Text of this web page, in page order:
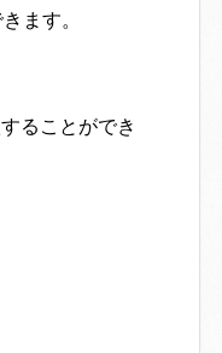
ます。
ることができ